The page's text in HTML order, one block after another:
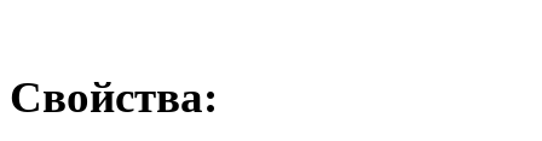
Свойства: